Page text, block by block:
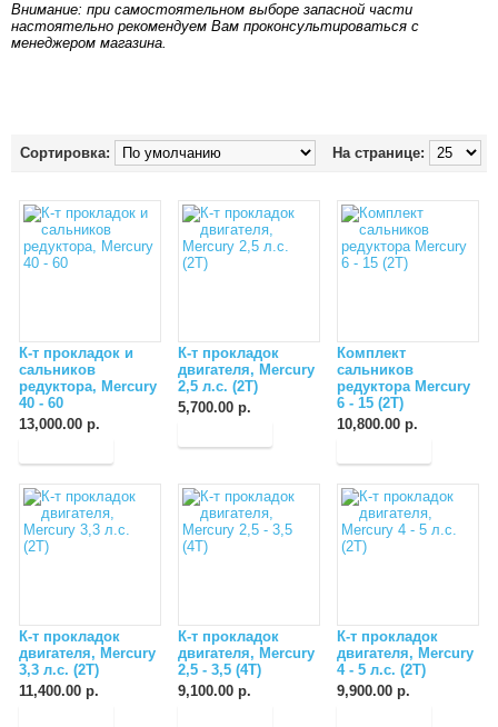
Внимание: при самостоятельном выборе запасной части
настоятельно рекомендуем Вам проконсультироваться с
менеджером магазина.
На странице:
Сортировка:
К-т прокладок и
сальников
редуктора, Mercury
40 - 60
13,000.00 р.
К-т прокладок
двигателя, Mercury
2,5 л.с. (2T)
5,700.00 р.
Комплект
сальников
редуктора Mercury
6 - 15 (2Т)
10,800.00 р.
К-т прокладок
двигателя, Mercury
3,3 л.с. (2T)
11,400.00 р.
К-т прокладок
двигателя, Mercury
2,5 - 3,5 (4T)
9,100.00 р.
К-т прокладок
двигателя, Mercury
4 - 5 л.с. (2T)
9,900.00 р.